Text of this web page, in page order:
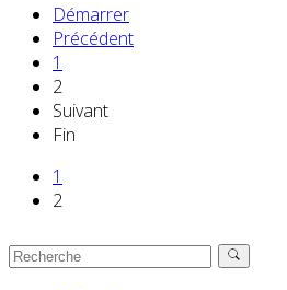
Démarrer
Précédent
1
2
Suivant
Fin
1
2